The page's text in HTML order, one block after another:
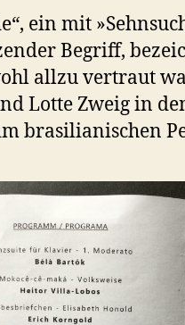
ein mit
Begriff,
allzu vertraut
Lotte Zweig in
brasilianischen